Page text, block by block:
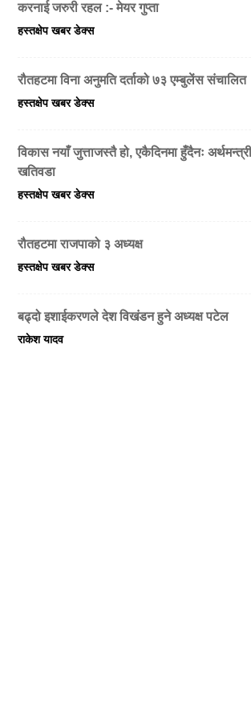
करनाई जरुरी रहल :- मेयर गुप्ता
हस्तक्षेप खबर डेक्स
रौतहटमा विना अनुमति दर्ताको ७३ एम्बुलेंस संचालित
हस्तक्षेप खबर डेक्स
विकास नयाँ जुत्ताजस्तै हो, एकैदिनमा हुँदैनः
खतिवडा
हस्तक्षेप खबर डेक्स
रौतहटमा राजपाको ३ अध्यक्ष
हस्तक्षेप खबर डेक्स
बढ्दो इशाईकरणले देश विखंडन हुने अध्यक्ष पटेल
राकेश यादव